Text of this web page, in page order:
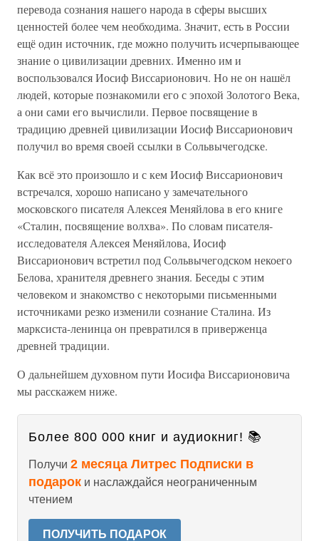
перевода сознания нашего народа в сферы высших
ценностей более чем необходима. Значит, есть в России
ещё один источник, где можно получить исчерпывающее
знание о цивилизации древних. Именно им и
воспользовался Иосиф Виссарионович. Но не он нашёл
людей, которые познакомили его с эпохой Золотого Века,
а они сами его вычислили. Первое посвящение в
традицию древней цивилизации Иосиф Виссарионович
получил во время своей ссылки в Сольвычегодске.
Как всё это произошло и с кем Иосиф Виссарионович
встречался, хорошо написано у замечательного
московского писателя Алексея Меняйлова в его книге
«Сталин, посвящение волхва». По словам писателя-
исследователя Алексея Меняйлова, Иосиф
Виссарионович встретил под Сольвычегодском некоего
Белова, хранителя древнего знания. Беседы с этим
человеком и знакомство с некоторыми письменными
источниками резко изменили сознание Сталина. Из
марксиста-ленинца он превратился в приверженца
древней традиции.
О дальнейшем духовном пути Иосифа Виссарионовича
мы расскажем ниже.
Более 800 000 книг и аудиокниг! 📚
Получи 2 месяца Литрес Подписки в
подарок и наслаждайся неограниченным
чтением
ПОЛУЧИТЬ ПОДАРОК